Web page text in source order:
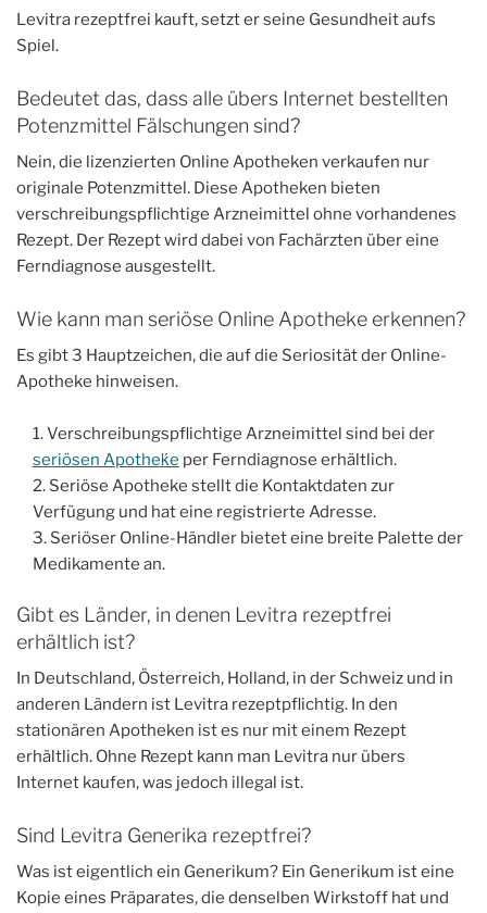
Levitra rezeptfrei kauft, setzt er seine Gesundheit aufs
Spiel.
Bedeutet das, dass alle übers Internet bestellten
Potenzmittel Fälschungen sind?
Nein, die lizenzierten Online Apotheken verkaufen nur
originale Potenzmittel. Diese Apotheken bieten
verschreibungspflichtige Arzneimittel ohne vorhandenes
Rezept. Der Rezept wird dabei von Fachärzten über eine
Ferndiagnose ausgestellt.
Wie kann man seriöse Online Apotheke erkennen?
Es gibt 3 Hauptzeichen, die auf die Seriosität der Online-
Apotheke hinweisen.
Verschreibungspflichtige Arzneimittel sind bei der
seriösen Apotheḱe per Ferndiagnose erhältlich.
Seriöse Apotheke stellt die Kontaktdaten zur
Verfügung und hat eine registrierte Adresse.
Seriöser Online-Händler bietet eine breite Palette der
Medikamente an.
Gibt es Länder, in denen Levitra rezeptfrei
erhältlich ist?
In Deutschland, Österreich, Holland, in der Schweiz und in
anderen Ländern ist Levitra rezeptpflichtig. In den
stationären Apotheken ist es nur mit einem Rezept
erhältlich. Ohne Rezept kann man Levitra nur übers
Internet kaufen, was jedoch illegal ist.
Sind Levitra Generika rezeptfrei?
Was ist eigentlich ein Generikum? Ein Generikum ist eine
Kopie eines Präparates, die denselben Wirkstoff hat und